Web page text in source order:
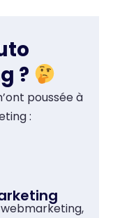
?
poussée à
: